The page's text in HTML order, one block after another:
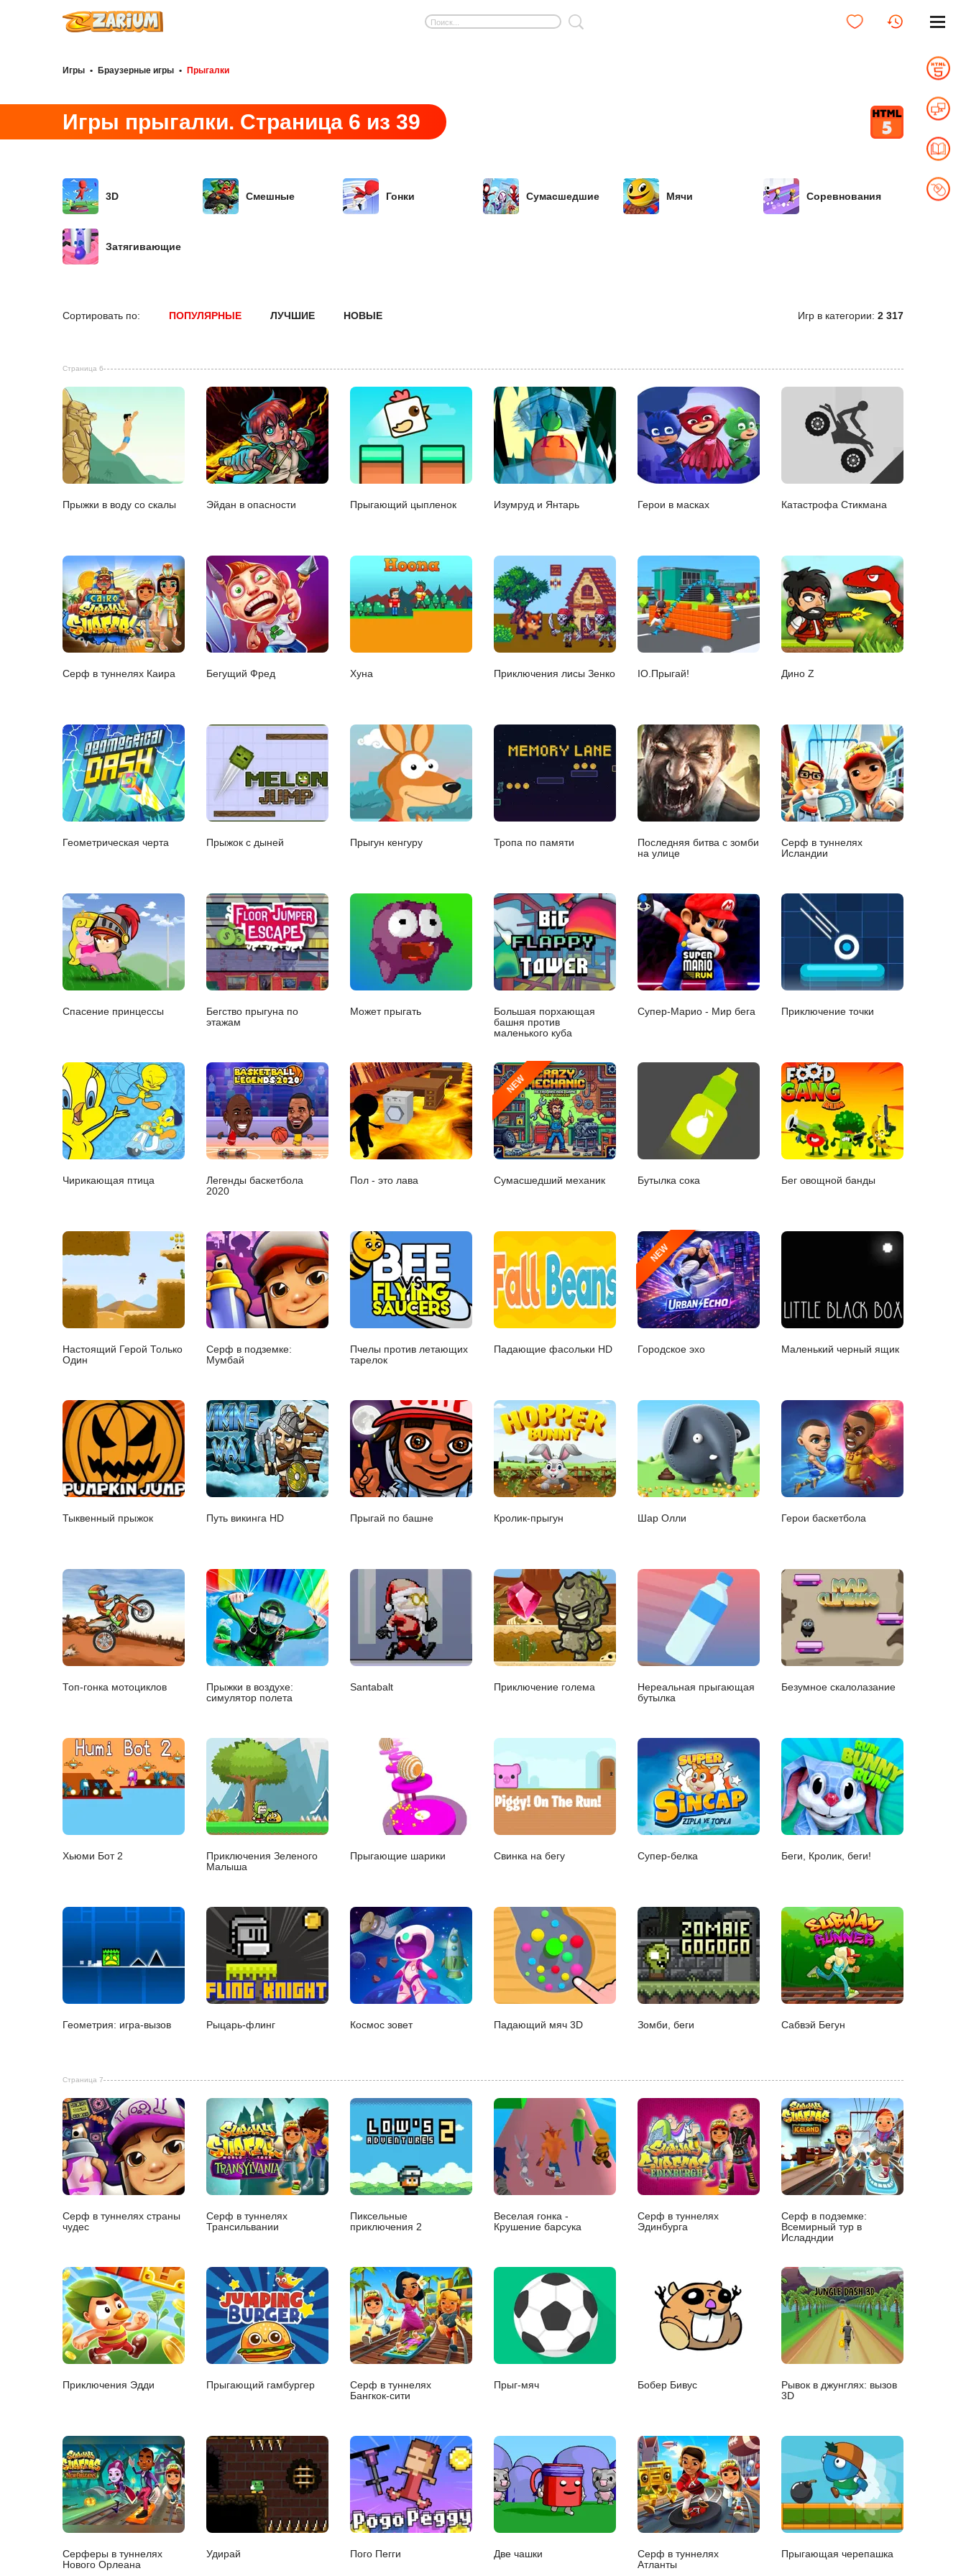
Игры • Браузерные игры • Прыгалки
Игры прыгалки. Страница 6 из 39
3D Смешные Гонки Сумасшедшие Мячи Соревнования
Затягивающие
Сортировать по: ПОПУЛЯРНЫЕ ЛУЧШИЕ НОВЫЕ Игр в категории: 2 317
Страница 6
Прыжки в воду со скалы Эйдан в опасности Прыгающий цыпленок Изумруд и Янтарь Герои в масках Катастрофа Стикмана
Серф в туннелях Каира Бегущий Фред Хуна Приключения лисы Зенко IO.Прыгай! Дино Z
Геометрическая черта Прыжок с дыней Прыгун кенгуру Тропа по памяти
Последняя битва с зомби
на улице
Серф в туннелях
Исландии
Спасение принцессы
Бегство прыгуна по
этажам
Может прыгать
Большая порхающая
башня против
маленького куба
Супер-Марио - Мир бега Приключение точки
Чирикающая птица
Легенды баскетбола
2020
Пол - это лава
NEW
Сумасшедший механик Бутылка сока Бег овощной банды
Настоящий Герой Только
Один
Серф в подземке:
Мумбай
Пчелы против летающих
тарелок
Падающие фасольки HD
NEW
Городское эхо Маленький черный ящик
Тыквенный прыжок Путь викинга HD Прыгай по башне Кролик-прыгун Шар Олли Герои баскетбола
Топ-гонка мотоциклов
Прыжки в воздухе:
симулятор полета
Santabalt Приключение голема
Нереальная прыгающая
бутылка
Безумное скалолазание
Хьюми Бот 2
Приключения Зеленого
Малыша
Прыгающие шарики Свинка на бегу Супер-белка Беги, Кролик, беги!
Геометрия: игра-вызов Рыцарь-флинг Космос зовет Падающий мяч 3D Зомби, беги Сабвэй Бегун
Страница 7
Серф в туннелях страны
чудес
Серф в туннелях
Трансильвании
Пиксельные
приключения 2
Веселая гонка -
Крушение барсука
Серф в туннелях
Эдинбурга
Серф в подземке:
Всемирный тур в
Исладндии
Приключения Эдди Прыгающий гамбургер
Серф в туннелях
Бангкок-сити
Прыг-мяч Бобер Бивус
Рывок в джунглях: вызов
3D
Серферы в туннелях
Нового Орлеана
Удирай Пого Пегги Две чашки
Серф в туннелях
Атланты
Прыгающая черепашка